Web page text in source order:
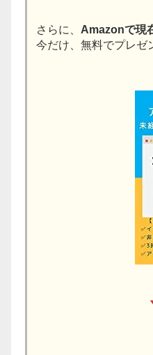
さらに、 Amazonで現
今だけ、無料でプレゼ